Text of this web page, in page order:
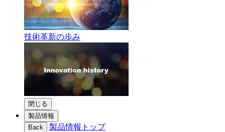
技術革新の歩み
閉じる
製品情報
Back
製品情報トップ